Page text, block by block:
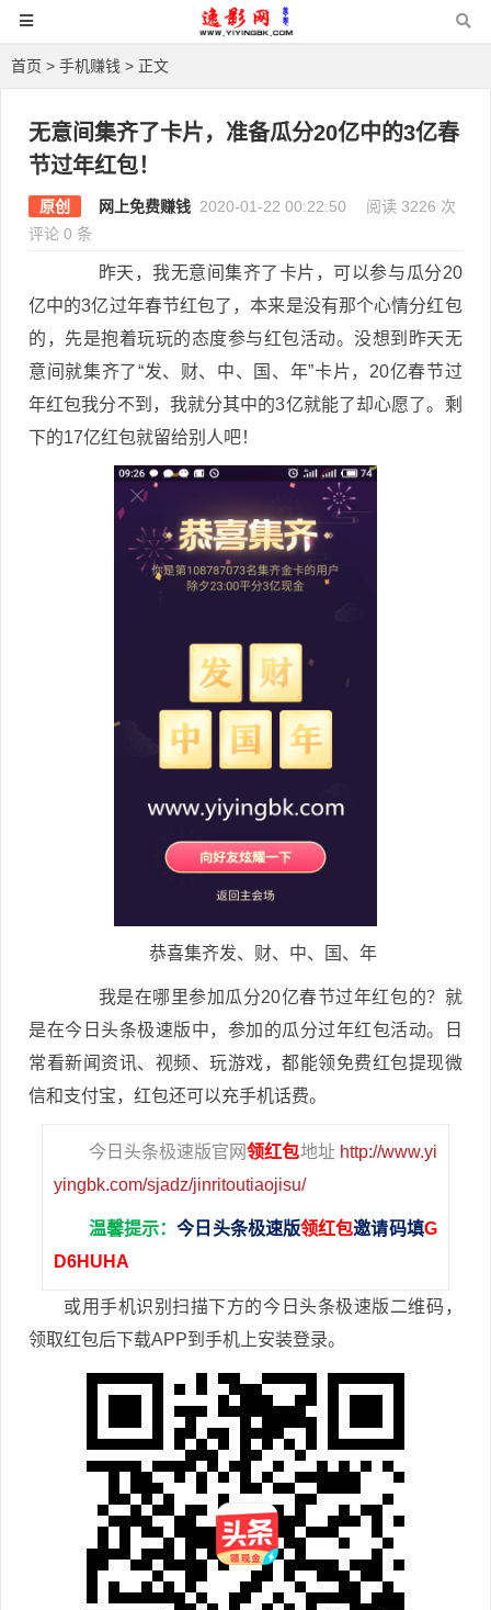
首页 > 手机赚钱 > 正文
无意间集齐了卡片，准备瓜分20亿中的3亿春
节过年红包！
原创 网上免费赚钱 2020-01-22 00:22:50
阅读 3226 次
评论 0 条
昨天，我无意间集齐了卡片，可以参与瓜分20
亿中的3亿过年春节红包了，本来是没有那个心情分红包
的，先是抱着玩玩的态度参与红包活动。没想到昨天无
意间就集齐了“发、财、中、国、年”卡片，20亿春节过
年红包我分不到，我就分其中的3亿就能了却心愿了。剩
下的17亿红包就留给别人吧！
恭喜集齐发、财、中、国、年
我是在哪里参加瓜分20亿春节过年红包的？就
是在今日头条极速版中，参加的瓜分过年红包活动。日
常看新闻资讯、视频、玩游戏，都能领免费红包提现微
信和支付宝，红包还可以充手机话费。
今日头条极速版官网领红包地址 http://www.yi
yingbk.com/sjadz/jinritoutiaojisu/
温馨提示：今日头条极速版领红包邀请码填G
D6HUHA
或用手机识别扫描下方的今日头条极速版二维码，
领取红包后下载APP到手机上安装登录。